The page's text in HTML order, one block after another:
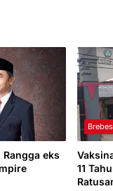
eks
11